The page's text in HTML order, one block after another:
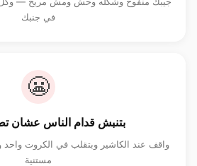
في جنبك
😬
بتنبش قدام الناس عشان
واقف عند الكاشير وبتقلب في الكروت واحد
مستنية